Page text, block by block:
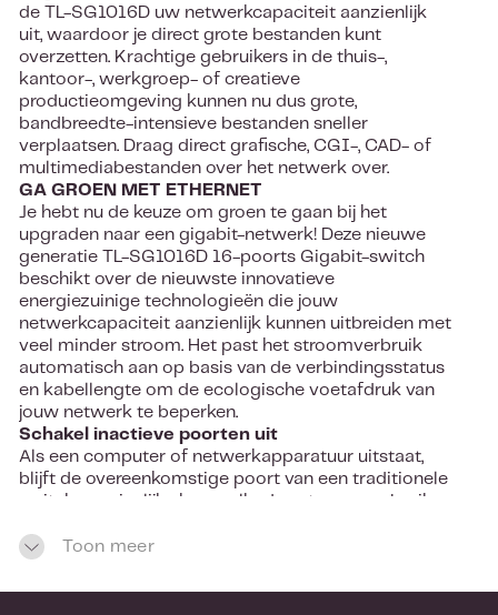
de TL-SG1016D uw netwerkcapaciteit aanzienlijk
uit, waardoor je direct grote bestanden kunt
overzetten. Krachtige gebruikers in de thuis-,
kantoor-, werkgroep- of creatieve
productieomgeving kunnen nu dus grote,
bandbreedte-intensieve bestanden sneller
verplaatsen. Draag direct grafische, CGI-, CAD- of
multimediabestanden over het netwerk over.
GA GROEN MET ETHERNET
Je hebt nu de keuze om groen te gaan bij het
upgraden naar een gigabit-netwerk! Deze nieuwe
generatie TL-SG1016D 16-poorts Gigabit-switch
beschikt over de nieuwste innovatieve
energiezuinige technologieën die jouw
netwerkcapaciteit aanzienlijk kunnen uitbreiden met
veel minder stroom. Het past het stroomverbruik
automatisch aan op basis van de verbindingsstatus
en kabellengte om de ecologische voetafdruk van
jouw netwerk te beperken.
Schakel inactieve poorten uit
Als een computer of netwerkapparatuur uitstaat,
blijft de overeenkomstige poort van een traditionele
switch aanzienlijke hoeveelheden stroom verbruiken.
verbindingsstatus van elke poort detecteren en het
verminderen.
Toon meer